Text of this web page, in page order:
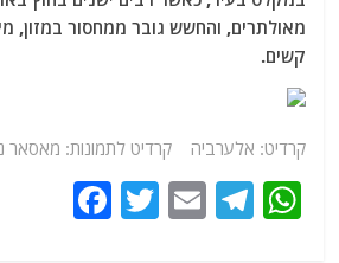
מאולתרים, והחשש גובר ממחסור במזון,
קשים.
קרדיט: אלערביה קרדיט לתמונות: מאסאר
W
T
E
T